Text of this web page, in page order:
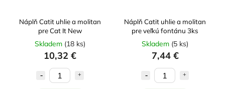
Náplň Catit uhlie a molitan
pre Cat It New
Skladem (18 ks)
10,32 €
Náplň Catit uhlie a molitan
pre veľkú fontánu 3ks
Skladem (5 ks)
7,44 €